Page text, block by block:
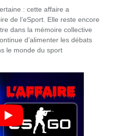
: cette affaire a
de l’eSport. Elle reste encore
dans la mémoire collective
d’alimenter les débats
le monde du sport